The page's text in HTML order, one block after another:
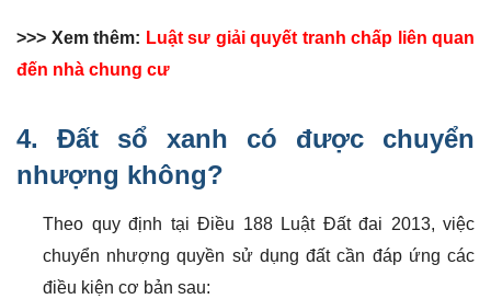
>>> Xem thêm: Luật sư giải quyết tranh chấp liên quan
đến nhà chung cư
4. Đất sổ xanh có được chuyển
nhượng không?
Theo quy định tại Điều 188 Luật Đất đai 2013, việc
chuyển nhượng quyền sử dụng đất cần đáp ứng các
điều kiện cơ bản sau: